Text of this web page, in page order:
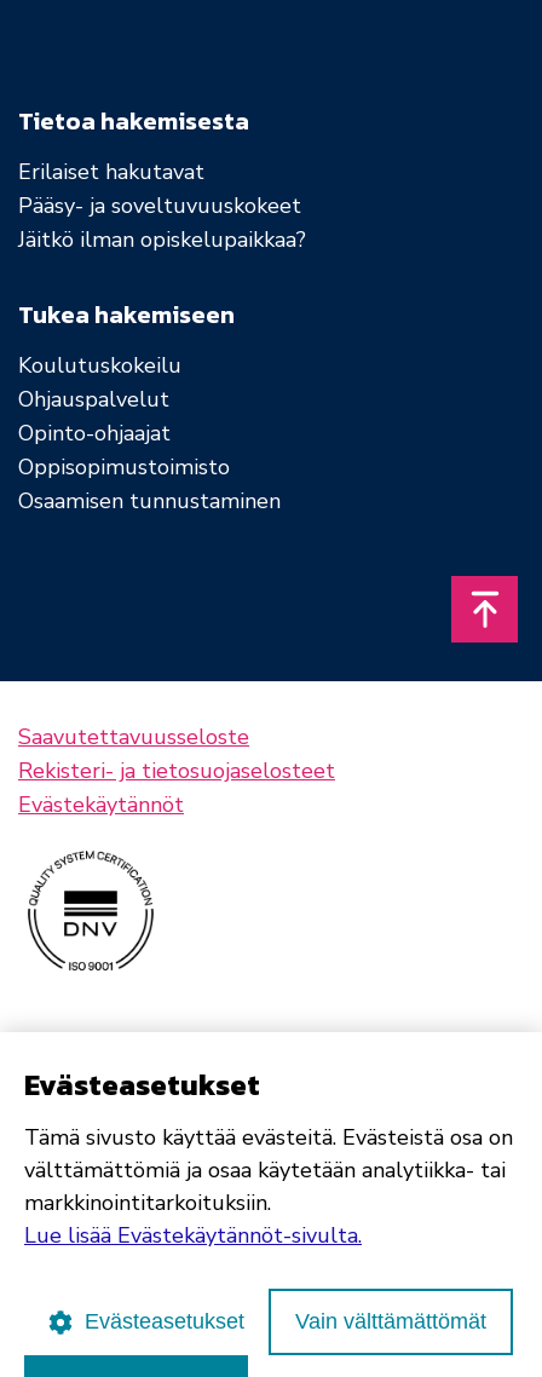
Tietoa hakemisesta
Erilaiset hakutavat
Pääsy- ja soveltuvuuskokeet
Jäitkö ilman opiskelupaikkaa?
Tukea hakemiseen
Koulutuskokeilu
Ohjauspalvelut
Opinto-ohjaajat
Oppisopimustoimisto
Osaamisen tunnustaminen
Saavutettavuusseloste
Rekisteri- ja tietosuojaselosteet
Evästekäytännöt
Evästeasetukset
Tämä sivusto käyttää evästeitä. Evästeistä osa on
välttämättömiä ja osaa käytetään analytiikka- tai
markkinointitarkoituksiin.
Lue lisää Evästekäytännöt-sivulta.
Evästeasetukset Vain välttämättömät